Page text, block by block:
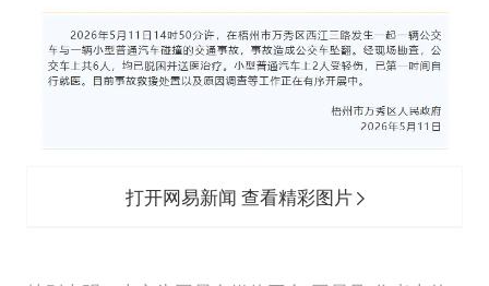
打开网易新闻 查看精彩图片